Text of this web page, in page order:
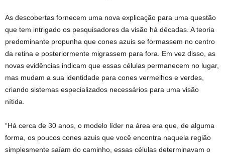
As descobertas fornecem uma nova explicação para uma questão
que tem intrigado os pesquisadores da visão há décadas. A teoria
predominante propunha que cones azuis se formassem no centro
da retina e posteriormente migrassem para fora. Em vez disso, as
novas evidências indicam que essas células permanecem no lugar,
mas mudam a sua identidade para cones vermelhos e verdes,
criando sistemas especializados necessários para uma visão
nítida.
“Há cerca de 30 anos, o modelo líder na área era que, de alguma
forma, os poucos cones azuis que você encontra naquela região
simplesmente saíam do caminho, essas células determinavam o